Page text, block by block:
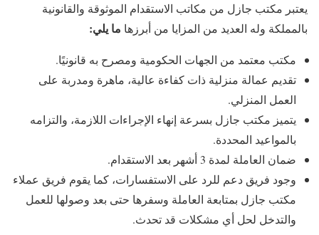
يعتبر مكتب جازل من مكاتب الاستقدام الموثوقة والقانونية
بالمملكة وله العديد من المزايا من أبرزها ما يلي:
مكتب معتمد من الجهات الحكومية ومصرح به قانونيًا.
تقديم عمالة منزلية ذات كفاءة عالية، ماهرة ومدربة على
العمل المنزلي.
يتميز مكتب جازل بسرعة إنهاء الإجراءات اللازمة، والتزامه
بالمواعيد المحددة.
ضمان العاملة لمدة 3 أشهر بعد الاستقدام.
وجود فريق دعم للرد على الاستفسارات، كما يقوم فريق عملاء
مكتب جازل بمتابعة العاملة وسفرها حتى بعد وصولها للعمل
والتدخل لحل أي مشكلات قد تحدث.